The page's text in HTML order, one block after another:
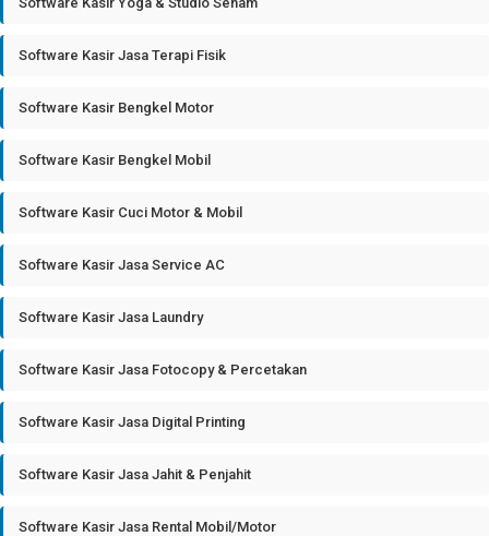
Software Kasir Jasa Terapi Fisik
Software Kasir Bengkel Motor
Software Kasir Bengkel Mobil
Software Kasir Cuci Motor & Mobil
Software Kasir Jasa Service AC
Software Kasir Jasa Laundry
Software Kasir Jasa Fotocopy & Percetakan
Software Kasir Jasa Digital Printing
Software Kasir Jasa Jahit & Penjahit
Software Kasir Jasa Rental Mobil/Motor